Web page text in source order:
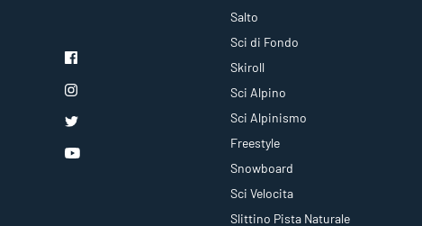
Salto
Sci di Fondo
Skiroll
Sci Alpino
Sci Alpinismo
Freestyle
Snowboard
Sci Velocita
Slittino Pista Naturale